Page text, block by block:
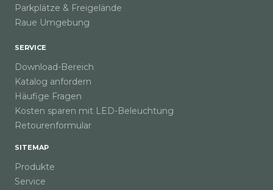
Parkplätze & Freigelände
Raue Umgebung
SERVICE
Download-Bereich
Katalog anfordern
Häufige Fragen
Kosten sparen mit LED-Beleuchtung
Retourenformular
SITEMAP
Produkte
Service